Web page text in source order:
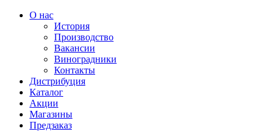
О нас
История
Производство
Вакансии
Виноградники
Контакты
Дистрибуция
Каталог
Акции
Магазины
Предзаказ